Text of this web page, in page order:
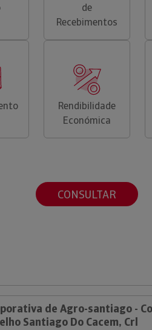
de
Recebimentos
Rendibilidade
Económica
CONSULTAR
de Agro-santiago -
Santiago Do Cacem, Crl